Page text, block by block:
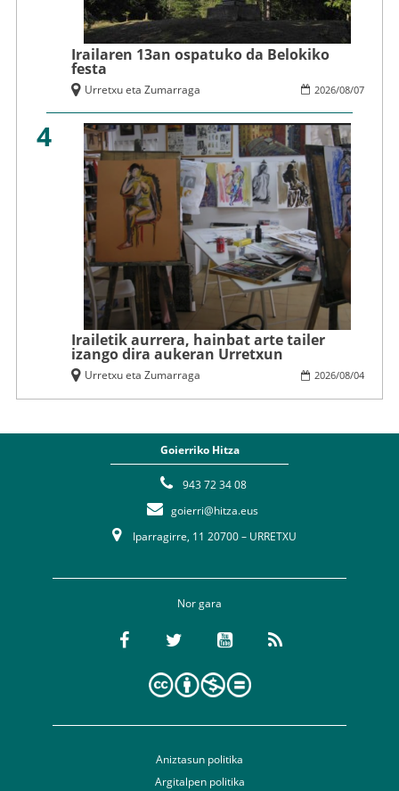
Irailaren 13an ospatuko da Belokiko
festa
2026/08/07
Urretxu eta Zumarraga
4
Irailetik aurrera, hainbat arte tailer
izango dira aukeran Urretxun
2026/08/04
Urretxu eta Zumarraga
Goierriko Hitza
943 72 34 08
goierri@hitza.eus
Iparragirre, 11 20700 – URRETXU
Nor gara
Aniztasun politika
Argitalpen politika